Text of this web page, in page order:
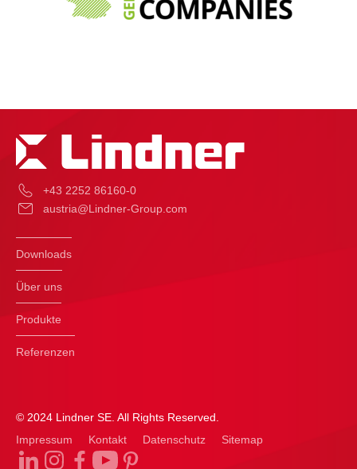
+43 2252 86160-0
austria@Lindner-Group.com
Downloads
Über uns
Produkte
Referenzen
© 2024 Lindner SE. All Rights Reserved.
Impressum
Kontakt Datenschutz Sitemap